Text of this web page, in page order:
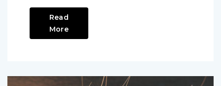
Read
More